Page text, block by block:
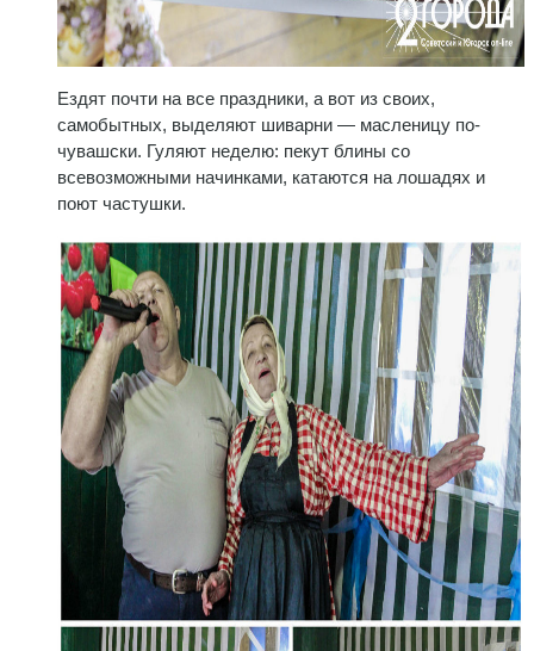
Ездят почти на все праздники, а вот из своих,
самобытных, выделяют шиварни — масленицу по-
чувашски. Гуляют неделю: пекут блины со
всевозможными начинками, катаются на лошадях и
поют частушки.